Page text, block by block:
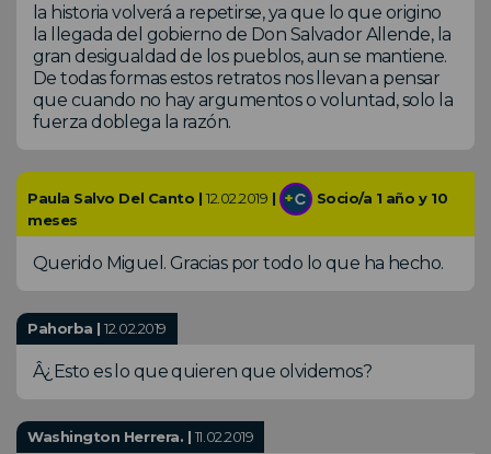
la historia volverá a repetirse, ya que lo que origino
la llegada del gobierno de Don Salvador Allende, la
gran desigualdad de los pueblos, aun se mantiene.
De todas formas estos retratos nos llevan a pensar
que cuando no hay argumentos o voluntad, solo la
fuerza doblega la razón.
Paula Salvo Del Canto | 12.02.2019 |
Socio/a 1 año y 10
meses
Querido Miguel. Gracias por todo lo que ha hecho.
Pahorba |12.02.2019
Â¿Esto es lo que quieren que olvidemos?
Washington Herrera. | 11.02.2019